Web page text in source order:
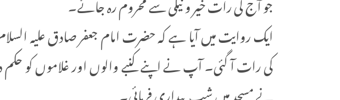
ایک روایت میں آیا ہے کہ حضرت امام جعفر صادق علیہ
کی رات آ گئی۔ آپ نے اپنے کنبے والوں اور غلاموں کو حکم
نے مسجد میں شب بیداری فرمائی۔